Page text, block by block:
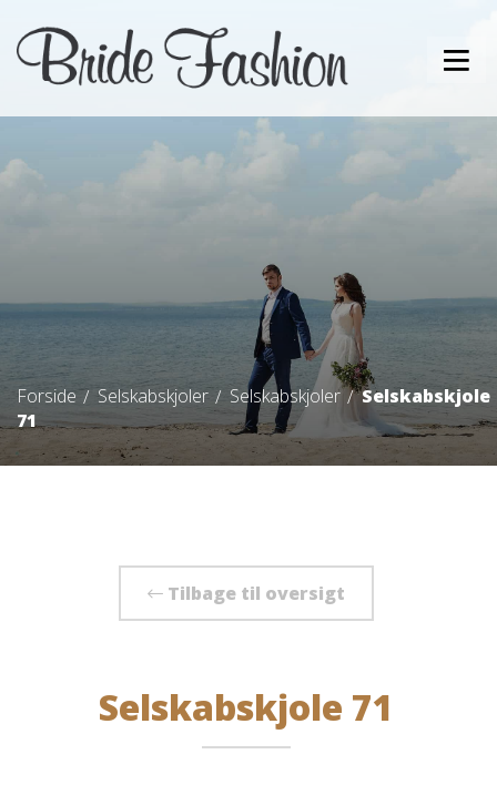
Forside Selskabskjoler Selskabskjoler
Selskabskjole
71
Tilbage til oversigt
Selskabskjole 71